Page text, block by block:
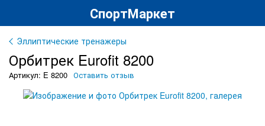
СпортМаркет
Эллиптические тренажеры
Орбитрек Eurofit 8200
Артикул: E 8200 Оставить отзыв